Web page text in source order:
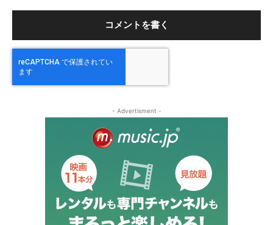
- Advertisment -